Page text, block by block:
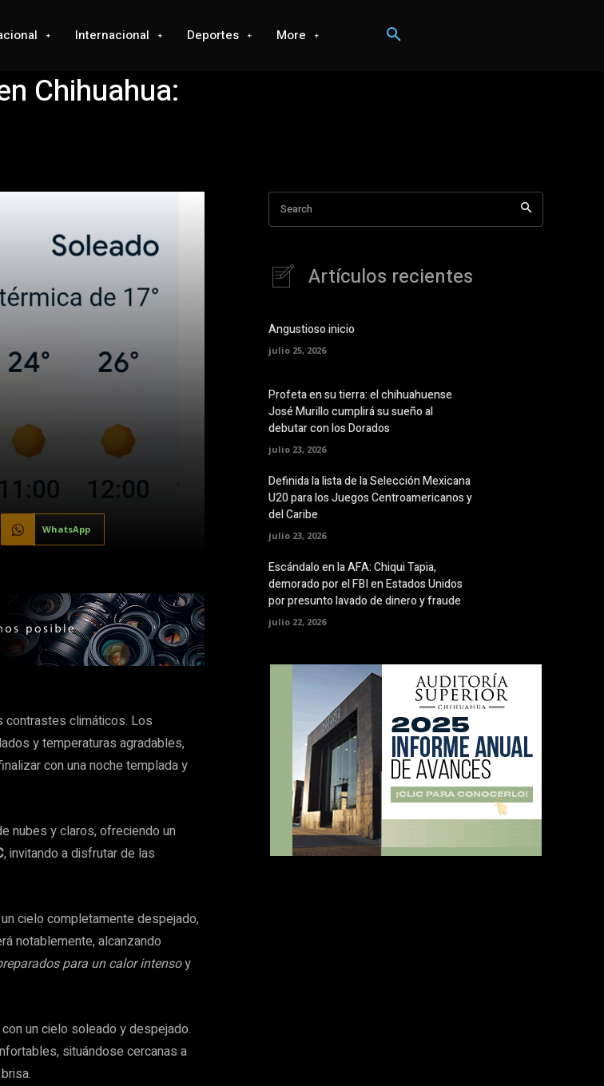
Internacional Deportes More
Chihuahua:
WhatsApp
contrastes climáticos. Los
y temperaturas agradables,
con una noche templada y
nubes y claros, ofreciendo un
, invitando a disfrutar de las
cielo completamente despejado,
notablemente, alcanzando
para un calor intensoy
un cielo soleado y despejado.
situándose cercanas a
Search
Artículos recientes
Angustioso inicio
julio 25, 2026
Profeta en su tierra: el chihuahuense
José Murillo cumplirá su sueño al
debutar con los Dorados
julio 23, 2026
Definida la lista de la Selección Mexicana
U20 para los Juegos Centroamericanos y
del Caribe
julio 23, 2026
Escándalo en la AFA: Chiqui Tapia,
demorado por el FBI en Estados Unidos
por presunto lavado de dinero y fraude
julio 22, 2026